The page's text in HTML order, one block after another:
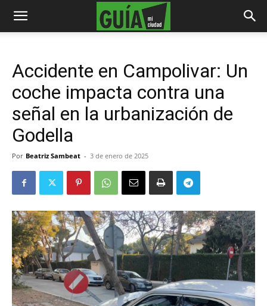
Accidente en Campolivar: Un
coche impacta contra una
señal en la urbanización de
Godella
Por Beatriz Sambeat - 3 de enero de 2025